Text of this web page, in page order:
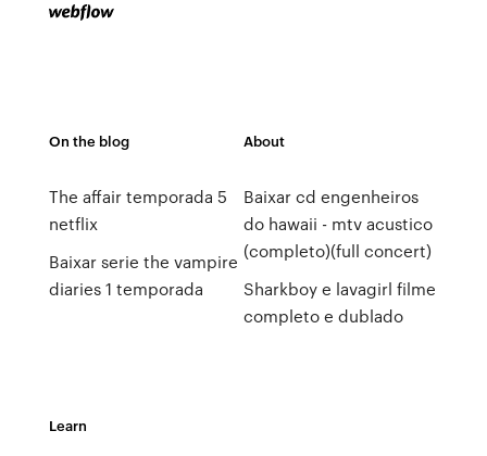
On the blog
The affair temporada 5
netflix
Baixar serie the vampire
diaries 1 temporada
About
Baixar cd engenheiros
do hawaii - mtv acustico
(completo)(full concert)
Sharkboy e lavagirl filme
completo e dublado
Learn